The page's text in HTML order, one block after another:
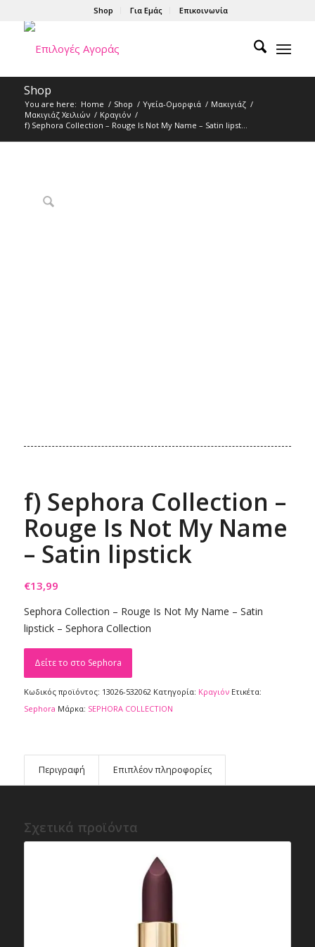
Shop Για Εμάς Επικοινωνία
Shop
You are here: Home / Shop / Υγεία-Ομορφιά / Μακιγιάζ /
Μακιγιάζ Χειλιών / Κραγιόν /
f) Sephora Collection – Rouge Is Not My Name – Satin lipst...
f) Sephora Collection –
Rouge Is Not My Name
– Satin lipstick
€13,99
Sephora Collection – Rouge Is Not My Name – Satin
lipstick – Sephora Collection
Δείτε το στο Sephora
Κωδικός προϊόντος: 13026-532062 Κατηγορία: Κραγιόν Ετικέτα:
Sephora Μάρκα: SEPHORA COLLECTION
Περιγραφή Επιπλέον πληροφορίες
Σχετικά προϊόντα